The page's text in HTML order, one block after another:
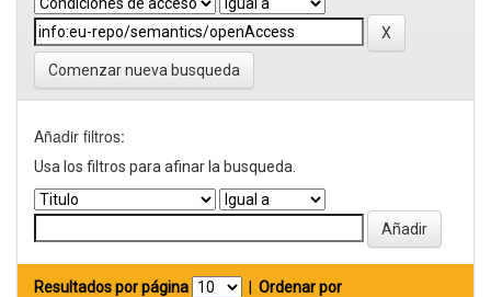
Comenzar nueva busqueda
Añadir filtros:
Usa los filtros para afinar la busqueda.
Resultados por página
Ordenar por